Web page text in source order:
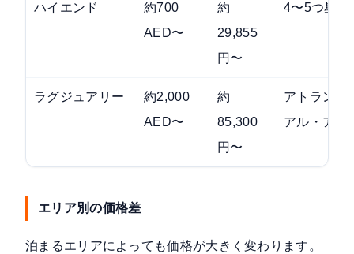
ハイエンド
約700
AED〜
約
29,855
円〜
4〜5つ星ク
ラグジュアリー
約2,000
AED〜
約
85,300
円〜
アトランテ
アル・アラ
エリア別の価格差
泊まるエリアによっても価格が大きく変わります。